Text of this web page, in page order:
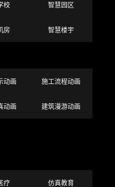
校 智慧园区
房 智慧楼宇
动画 施工流程动画
动画 建筑漫游动画
疗 仿真教育